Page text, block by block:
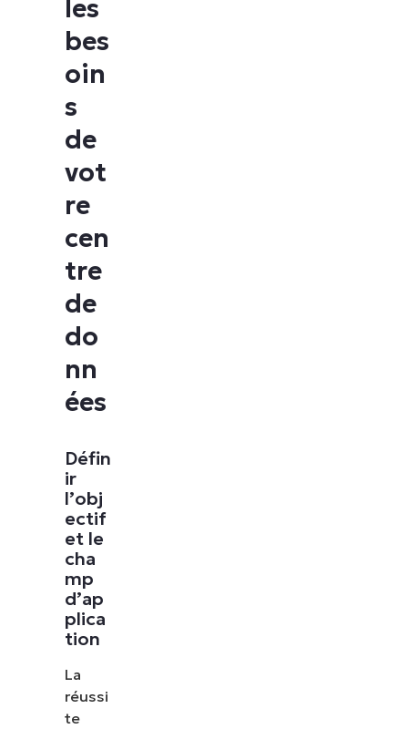
les
bes
oin
s
de
vot
re
cen
tre
de
do
nn
ées
Défin
ir
l’obj
ectif
et le
cha
mp
d’ap
plica
tion
La
réussi
te